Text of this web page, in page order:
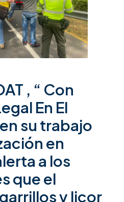
, “ Con
En El
su trabajo
en
a los
que el
y licor